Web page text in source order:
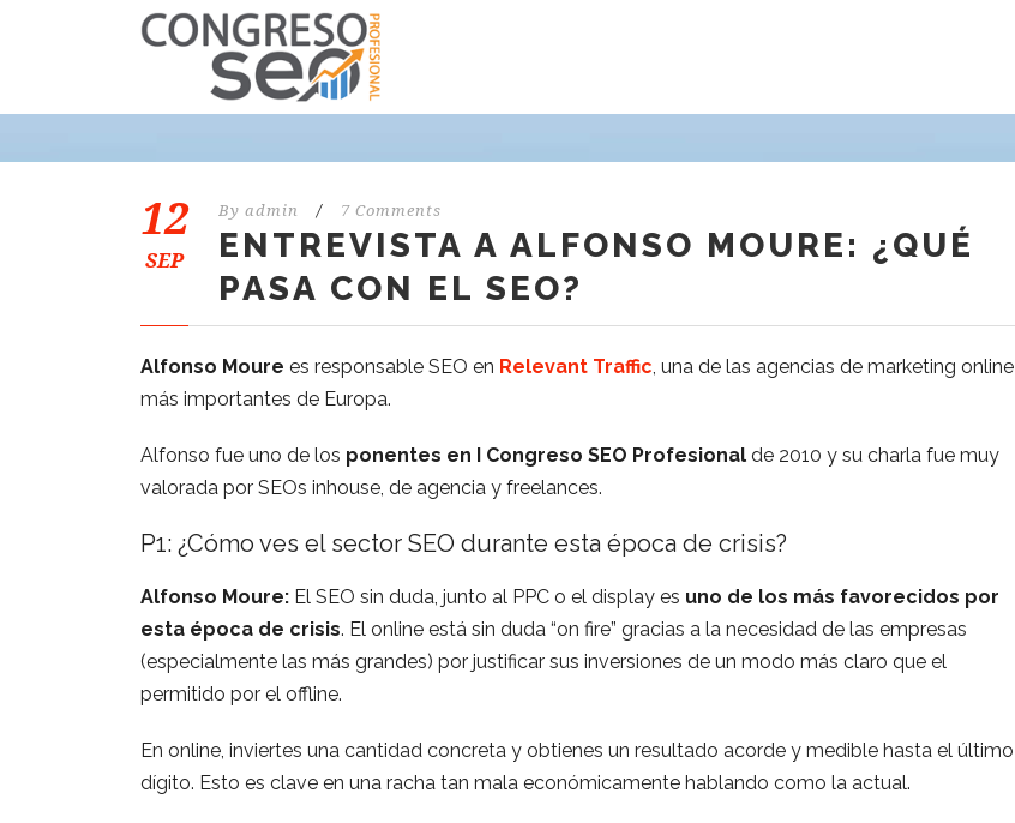
12
SEP
By admin / 7 Comments
ENTREVISTA A ALFONSO MOURE: ¿QUÉ
PASA CON EL SEO?
Alfonso Moure es responsable SEO en Relevant Traffic, una de las agencias de marketing online
más importantes de Europa.
Alfonso fue uno de los ponentes en I Congreso SEO Profesional de 2010 y su charla fue muy
valorada por SEOs inhouse, de agencia y freelances.
P1: ¿Cómo ves el sector SEO durante esta época de crisis?
Alfonso Moure: El SEO sin duda, junto al PPC o el display es uno de los más favorecidos por
esta época de crisis. El online está sin duda “on fire” gracias a la necesidad de las empresas
(especialmente las más grandes) por justificar sus inversiones de un modo más claro que el
permitido por el offline.
En online, inviertes una cantidad concreta y obtienes un resultado acorde y medible hasta el último
dígito. Esto es clave en una racha tan mala económicamente hablando como la actual.